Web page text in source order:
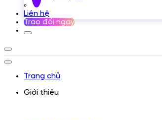
Liên hệ
Trao đổi ngay
Trang chủ
Giới thiệu